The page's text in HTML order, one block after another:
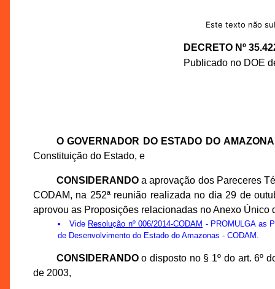
Este texto não
DECRETO Nº
Publicado no DOE
O GOVERNADOR DO ESTADO DO
Constituição do Estado, e
CONSIDERANDOa aprovação dos Pareceres
CODAM, na 252ª reunião realizada no dia 29 de
aprovou as Proposições relacionadas no Anexo Único
Vide Resolução nº 006/2014-CODAM - PROMULGA as
de Desenvolvimento do Estado do Amazonas - CODAM.
CONSIDERANDOo disposto no § 1º do art. 6º
de 2003,